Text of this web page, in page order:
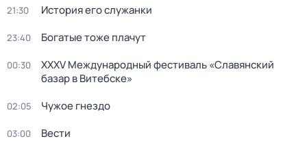
21:30 История его служанки
23:40 Богатые тоже плачут
00:30
XXXV Международный фестиваль «Славянский
базар в Витебске»
02:05 Чужое гнездо
03:00 Вести